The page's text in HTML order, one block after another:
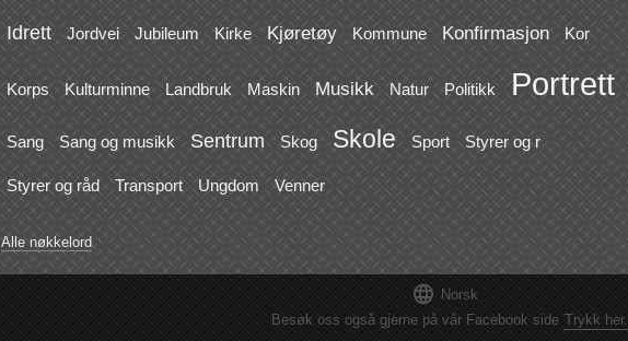
Idrett Jordvei Jubileum Kirke Kjøretøy Kommune Konfirmasjon Kor
Korps Kulturminne Landbruk Maskin Musikk Natur Politikk Portrett
Sang Sang og musikk Sentrum Skog Skole Sport Styrer og r
Styrer og råd Transport Ungdom Venner
Alle nøkkelord
 Norsk
Besøk oss også gjerne på vår Facebook side Trykk her.